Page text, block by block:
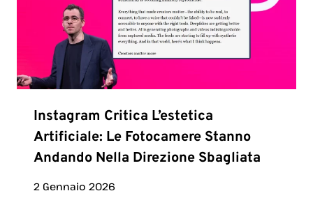
Instagram Critica L’estetica
Artificiale: Le Fotocamere Stanno
Andando Nella Direzione Sbagliata
2 Gennaio 2026